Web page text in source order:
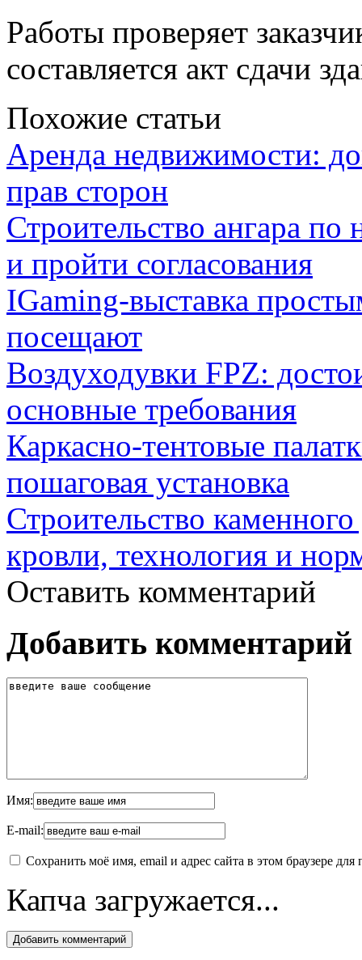
Работы проверяет
составляется акт сдачи
Похожие статьи
Аренда недвижимости:
прав сторон
Строительство ангара
и пройти согласования
IGaming-выставка
посещают
Воздуходувки FPZ:
основные требования
Каркасно-тентовые
пошаговая установка
Строительство
кровли, технология и
Оставить комментарий
Добавить комментарий
Имя:
E-mail:
Сохранить моё имя, email и адрес сайта в этом браузере
Капча загружается...